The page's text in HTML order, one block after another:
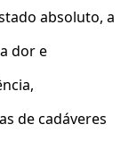
absoluto, a
dor e
de cadáveres